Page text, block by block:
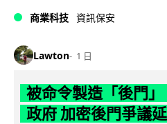
商業科技 資訊保安
Lawton 1 日
被命令製造「後門
政府 加密後門爭議